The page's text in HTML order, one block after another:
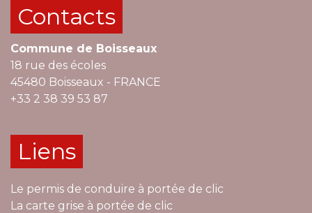
Contacts
Commune de Boisseaux
18 rue des écoles
45480 Boisseaux - FRANCE
+33 2 38 39 53 87
Liens
Le permis de conduire à portée de clic
La carte grise à portée de clic